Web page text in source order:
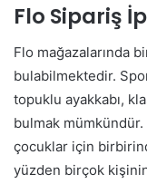
Flo Sipariş
Flo mağazalarında
bulabilmektedir.
topuklu ayakkabı,
bulmak
çocuklar için
yüzden birçok